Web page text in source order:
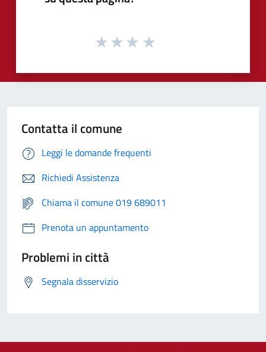
Contatta il comune
Leggi le domande frequenti
Richiedi Assistenza
Chiama il comune 019 689011
Prenota un appuntamento
Problemi in città
Segnala disservizio